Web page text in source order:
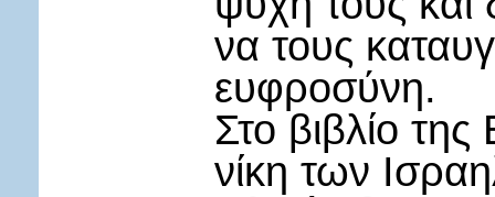
να τους
ευφροσύνη.
Στο βιβλίο
νίκη των